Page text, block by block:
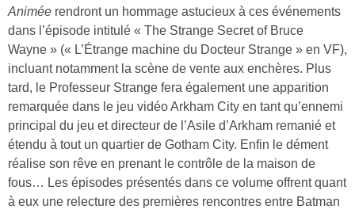
Animée rendront un hommage astucieux à ces événements
dans l’épisode intitulé « The Strange Secret of Bruce
Wayne » (« L’Étrange machine du Docteur Strange » en VF),
incluant notamment la scène de vente aux enchères. Plus
tard, le Professeur Strange fera également une apparition
remarquée dans le jeu vidéo Arkham City en tant qu’ennemi
principal du jeu et directeur de l’Asile d’Arkham remanié et
étendu à tout un quartier de Gotham City. Enfin le dément
réalise son rêve en prenant le contrôle de la maison de
fous… Les épisodes présentés dans ce volume offrent quant
à eux une relecture des premières rencontres entre Batman